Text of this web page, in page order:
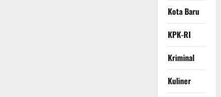
Kota Baru
KPK-RI
Kriminal
Kuliner